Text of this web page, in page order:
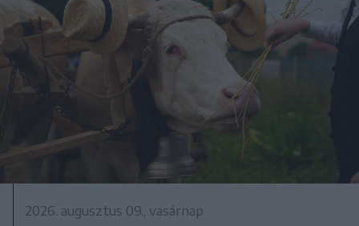
2026. augusztus 09., vasárnap